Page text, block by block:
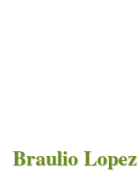
Braulio Lopez